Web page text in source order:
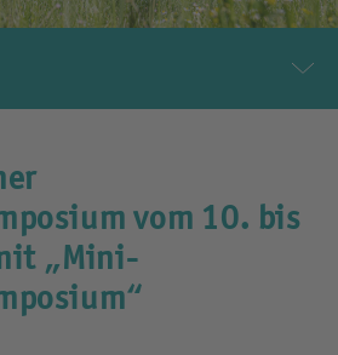
vom 10. bis
„Mini-